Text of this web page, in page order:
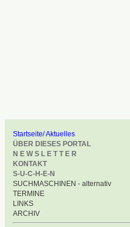
Startseite/ Aktuelles
ÜBER DIESES PORTAL
N E W S L E T T E R
KONTAKT
S-U-C-H-E-N
SUCHMASCHINEN - alternativ
TERMINE
LINKS
ARCHIV